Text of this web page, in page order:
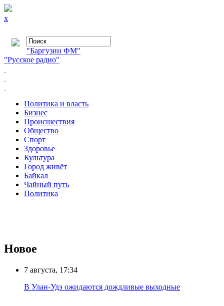
x
"Баргузин ФМ"
"Русское радио"
Политика и власть
Бизнес
Происшествия
Общество
Cпорт
Здоровье
Культура
Город живёт
Байкал
Чайный путь
Политика
Новое
7 августа, 17:34
В Улан-Удэ ожидаются дождливые выходные